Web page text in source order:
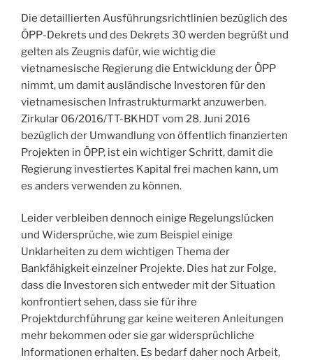
Die detaillierten Ausführungsrichtlinien bezüglich des
ÖPP-Dekrets und des Dekrets 30 werden begrüßt und
gelten als Zeugnis dafür, wie wichtig die
vietnamesische Regierung die Entwicklung der ÖPP
nimmt, um damit ausländische Investoren für den
vietnamesischen Infrastrukturmarkt anzuwerben.
Zirkular 06/2016/TT-BKHDT vom 28. Juni 2016
bezüglich der Umwandlung von öffentlich finanzierten
Projekten in ÖPP, ist ein wichtiger Schritt, damit die
Regierung investiertes Kapital frei machen kann, um
es anders verwenden zu können.
Leider verbleiben dennoch einige Regelungslücken
und Widersprüche, wie zum Beispiel einige
Unklarheiten zu dem wichtigen Thema der
Bankfähigkeit einzelner Projekte. Dies hat zur Folge,
dass die Investoren sich entweder mit der Situation
konfrontiert sehen, dass sie für ihre
Projektdurchführung gar keine weiteren Anleitungen
mehr bekommen oder sie gar widersprüchliche
Informationen erhalten. Es bedarf daher noch Arbeit,